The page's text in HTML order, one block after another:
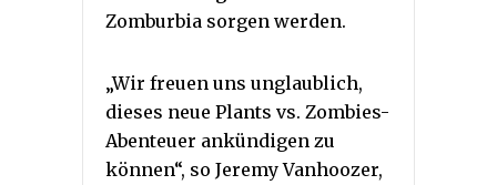
Zomburbia sorgen werden.
„Wir freuen uns unglaublich,
dieses neue Plants vs. Zombies-
Abenteuer ankündigen zu
können“, so Jeremy Vanhoozer,